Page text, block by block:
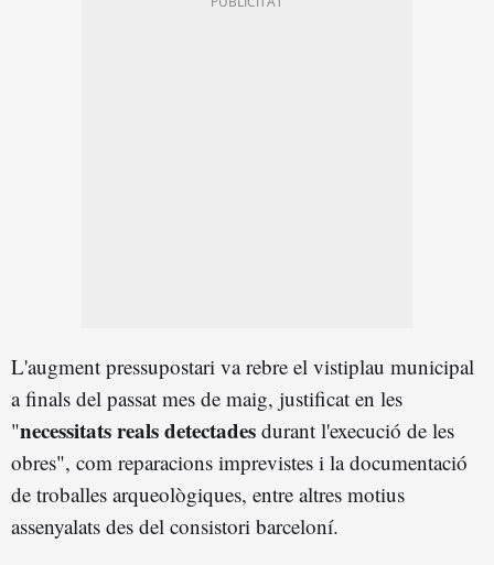
L'augment pressupostari va rebre el vistiplau municipal
a finals del passat mes de maig, justificat en les
"necessitats reals detectades durant l'execució de les
obres", com reparacions imprevistes i la documentació
de troballes arqueològiques, entre altres motius
assenyalats des del consistori barceloní.